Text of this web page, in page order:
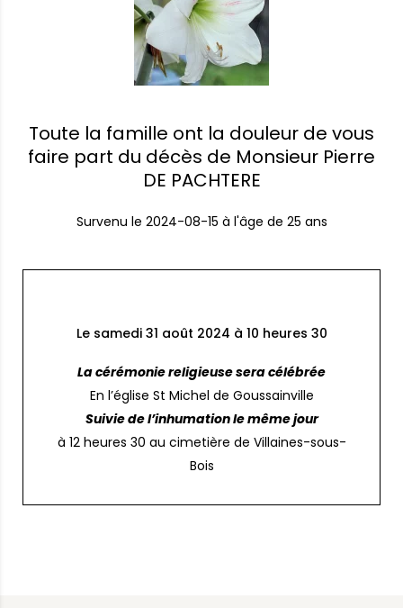
Toute la famille ont la douleur de vous
faire part du décès de Monsieur Pierre
DE PACHTERE
Survenu le 2024-08-15 à l'âge de 25 ans
Le samedi 31 août 2024 à 10 heures 30
La cérémonie religieuse sera célébrée
En l’église St Michel de Goussainville
Suivie de l’inhumation le même jour
à 12 heures 30 au cimetière de Villaines-sous-
Bois